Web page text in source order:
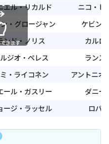
エル・リカルド ニコ・ヒ
・グロージャン ケビン
ンド・ノリス カルロ
ジオ・ペレス ランス
・ライコネン アントニオ
ール・ガスリー ダニー
ージ・ラッセル ロバ
きます